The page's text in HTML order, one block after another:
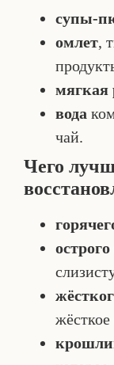
супы-
омлет,
мягкая
вода
чай.
Чего